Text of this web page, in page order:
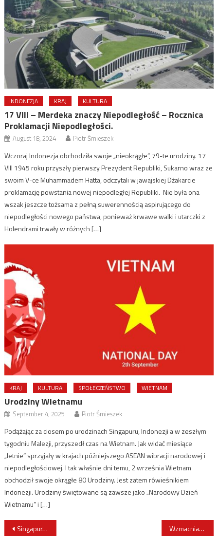
INDONEZJA KRAJ KULTURA
17 VIII – Merdeka znaczy Niepodległość – Rocznica
Proklamacji Niepodległości.
August 18, 2024 Piotr Śmieszek
Wczoraj Indonezja obchodziła swoje „nieokrągłe”, 79-te urodziny. 17
VIII 1945 roku przyszły pierwszy Prezydent Republiki, Sukarno wraz ze
swoim V-ce Muhammadem Hatta, odczytali w jawajskiej Dżakarcie
proklamację powstania nowej niepodległej Republiki. Nie była ona
wszak jeszcze tożsama z pełną suwerennością aspirującego do
niepodległości nowego państwa, ponieważ krwawe walki i utarczki z
Holendrami trwały w różnych […]
KRAJ KULTURA SPOŁECZEŃSTWO WIETNAM
Urodziny Wietnamu
September 4, 2025 Piotr Śmieszek
Podążając za ciosem po urodzinach Singapuru, Indonezji a w zeszłym
tygodniu Malezji, przyszedł czas na Wietnam. Jak widać miesiące
„letnie” sprzyjały w krajach późniejszego ASEAN wibracji narodowej i
niepodległościowej. I tak właśnie dni temu, 2 września Wietnam
obchodził swoje okrągłe 80 Urodziny. Jest zatem rówieśnikiem
Indonezji. Urodziny świętowane są zawsze jako „Narodowy Dzień
Wietnamu” i […]
Post
Singapur, Indie i Tajlandia zakończyły trójstronne ćwiczenia morskie SITMEX 2025 Wzmacnianie współpracy na linii Kambodża-Polska